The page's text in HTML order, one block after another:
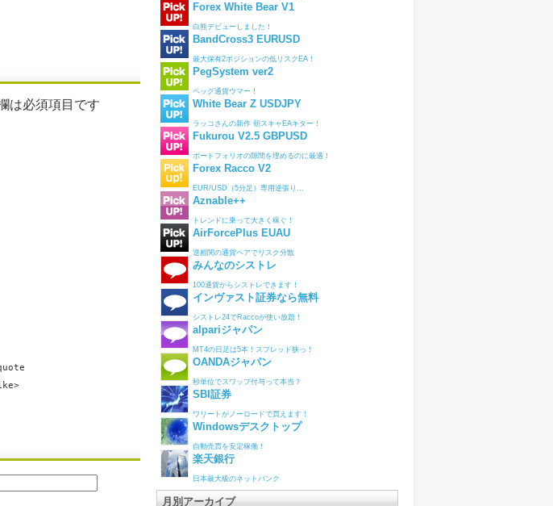
は必須項目です
Forex White Bear V1
白熊デビューしました！
BandCross3 EURUSD
最大保有2ポジションの低リスクEA！
PegSystem ver2
ペッグ通貨ウマー！
White Bear Z USDJPY
ラッコさんの新作 朝スキャEAキター！
Fukurou V2.5 GBPUSD
ポートフォリオの隙間を埋めるのに最適！
Forex Racco V2
EUR/USD（5分足）専用逆張り...
Aznable++
トレンドに乗って大きく稼ぐ！
AirForcePlus EUAU
逆相関の通貨ペアでリスク分散
みんなのシストレ
100通貨からシストレできます！
インヴァスト証券なら無料
シストレ24でRaccoが使い放題！
alpariジャパン
MT4の日足は5本！スプレッド狭っ！
OANDAジャパン
秒単位でスワップ付与って本当？
SBI証券
ワリートがノーロードで買えます！
Windowsデスクトップ
自動売買を安定稼働！
楽天銀行
日本最大級のネットバンク
月別アーカイブ